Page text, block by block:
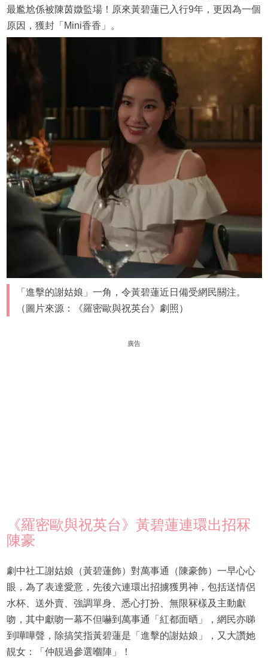
最尷尬係被陳茵媺監場！原來黃碧蓮已入行9年，更因為一個
原因，獲封「Mini香香」。
「進擊的謝姑娘」一角，令黃碧蓮近日備受網民關注。
（圖片來源：《羅密歐與祝英台》劇照）
廣告
《羅密歐與祝英台》黃碧蓮連環出招冧
陳豪
劇中社工謝姑娘（黃碧蓮飾）對萬事通（陳豪飾）一早心心
眼，為了表達愛意，先後六連環出招擄獲男神，包括送情侶
水杯、送外賣、強調單身、悉心打扮、無限冧樣及主動獻
吻，其中獻吻一幕不但嚇到萬事通「紅都面晒」，網民亦睇
到嘩嘩聲，除搞笑指黃碧蓮是「進擊的謝姑娘」，又大讚她
靚女：「仲靚過參選嗰陣」！